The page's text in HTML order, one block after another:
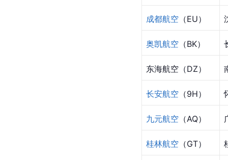
成都航空 （EU）
奥凯航空 （BK）
东海航空（DZ）
长安航空 （9H）
九元航空 （AQ）
桂林航空 （GT）